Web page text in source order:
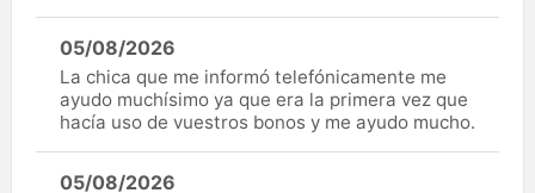
05/08/2026
La chica que me informó telefónicamente me
ayudo muchísimo ya que era la primera vez que
hacía uso de vuestros bonos y me ayudo mucho.
05/08/2026